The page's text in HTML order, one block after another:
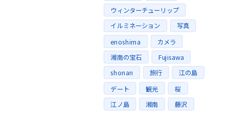
ウィンターチューリップ
イルミネーション 写真
enoshima カメラ
湘南の宝石
Fujisawa
shonan
旅行
江の島
デート
観光 桜
江ノ島 湘南 藤沢